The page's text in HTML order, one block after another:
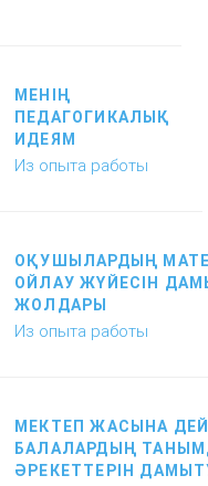
МЕНІҢ
ПЕДАГОГИКАЛЫҚ
ИДЕЯМ
Из опыта работы
ОҚУШЫЛАРДЫҢ
ОЙЛАУ ЖҮЙЕСІН
ЖОЛДАРЫ
Из опыта работы
МЕКТЕП ЖАСЫНА
БАЛАЛАРДЫҢ
ӘРЕКЕТТЕРІН